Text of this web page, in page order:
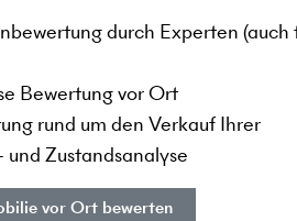
durch Experten (auch
Bewertung vor Ort
rund um den Verkauf Ihrer
Zustandsanalyse
vor Ort bewerten